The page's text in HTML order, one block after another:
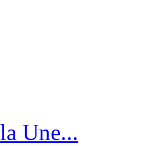
Une...